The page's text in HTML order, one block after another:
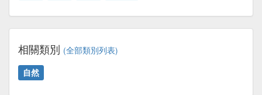
相關類別 (全部類別列表)
自然